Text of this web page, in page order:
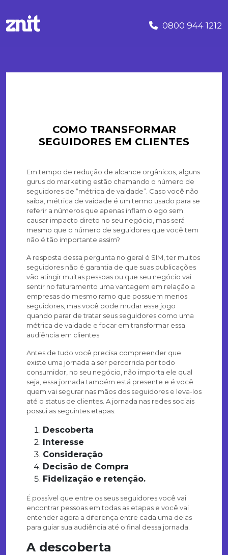
0800 944 1212
COMO TRANSFORMAR
SEGUIDORES EM CLIENTES
Em tempo de redução de alcance orgânicos, alguns
gurus do marketing estão chamando o número de
seguidores de “métrica de vaidade”. Caso você não
saiba, métrica de vaidade é um termo usado para se
referir a números que apenas inflam o ego sem
causar impacto direto no seu negócio, mas será
mesmo que o número de seguidores que você tem
não é tão importante assim?
A resposta dessa pergunta no geral é SIM, ter muitos
seguidores não é garantia de que suas publicações
vão atingir muitas pessoas ou que seu negócio vai
sentir no faturamento uma vantagem em relação a
empresas do mesmo ramo que possuem menos
seguidores, mas você pode mudar esse jogo
quando parar de tratar seus seguidores como uma
métrica de vaidade e focar em transformar essa
audiência em clientes.
Antes de tudo você precisa compreender que
existe uma jornada a ser percorrida por todo
consumidor, no seu negócio, não importa ele qual
seja, essa jornada também está presente e é você
quem vai segurar nas mãos dos seguidores e leva-los
até o status de clientes. A jornada nas redes sociais
possui as seguintes etapas:
Descoberta
Interesse
Consideração
Decisão de Compra
Fidelização e retenção.
É possível que entre os seus seguidores você vai
encontrar pessoas em todas as etapas e você vai
entender agora a diferença entre cada uma delas
para guiar sua audiência até o final dessa jornada.
A descoberta